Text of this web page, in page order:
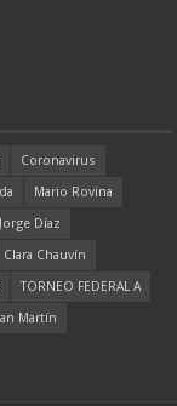
Coronavirus
Mario Rovina
Jorge Díaz
Clara Chauvín
TORNEO FEDERAL A
Martín